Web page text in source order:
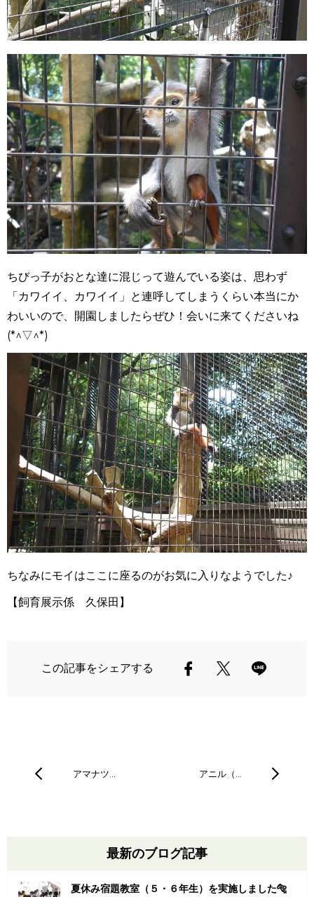
ちびっ子がおとな達に混じって遊んでいる姿は、思わず
「カワイイ、カワイイ」と連呼してしまうくらい本当にか
わいいので、開園しましたらぜひ！会いに来てくださいね
(*^▽^*)
ちなみにモイはここに座るのがお気に入りなようでした♪
【飼育展示係 久保田】
この記事をシェアする
アマナツ… アニル（…
最新のブログ記事
夏休み宿題教室（５・６年生）を実施しました🐅